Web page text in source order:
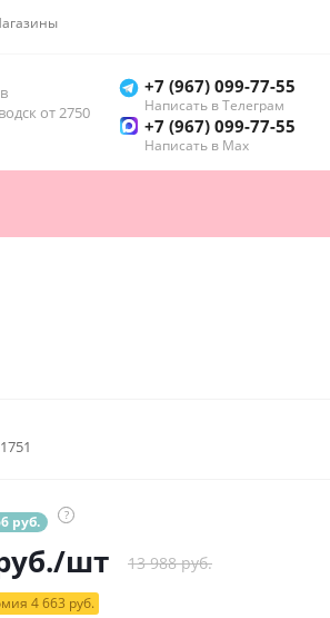
от 2750
+7 (967) 099-77-55
Написать в Телеграм
+7 (967) 099-77-55
Написать в Мах
руб. ?
/шт 13 988 руб.
4 663 руб.